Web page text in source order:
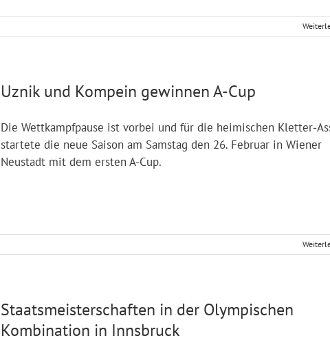
Uznik und Kompein gewinnen A-Cup
Die Wettkampfpause ist vorbei und für die heimischen Kletter-
startete die neue Saison am Samstag den 26. Februar in Wiener
Neustadt mit dem ersten A-Cup.
Staatsmeisterschaften in der Olympischen
Kombination in Innsbruck